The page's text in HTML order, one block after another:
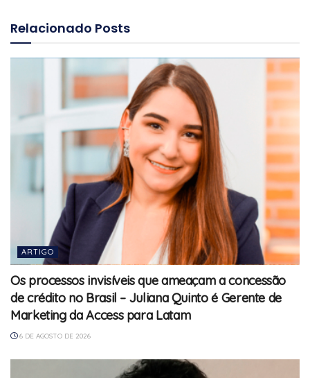
Relacionado Posts
ARTIGO
Os processos invisíveis que ameaçam a concessão
de crédito no Brasil – Juliana Quinto é Gerente de
Marketing da Access para Latam
6 DE AGOSTO DE 2026